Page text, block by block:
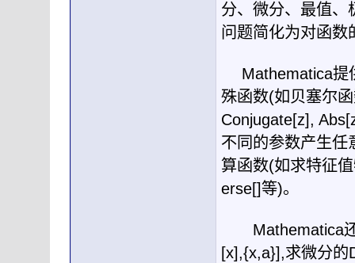
分、微分、最值、
问题简化为对函数
Mathematica提
殊函数(如贝塞尔
Conjugate[z],
不同的参数产生任
算函数(如求特征
erse[]等)。
Mathematica
[x],{x,a}],求微分的